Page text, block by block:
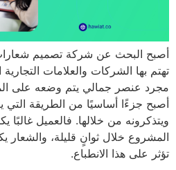
البحث عن شركة تصميم شعارات من
الشركات والعلامات التجارية
عنصر جمالي يتم وضعه على الموقع
أساسيًا من الطريقة التي يرى بها
من خلالها. فالعميل غالبًا يكوّن
خلال ثوانٍ قليلة، والشعار يكون
هذا الانطباع.